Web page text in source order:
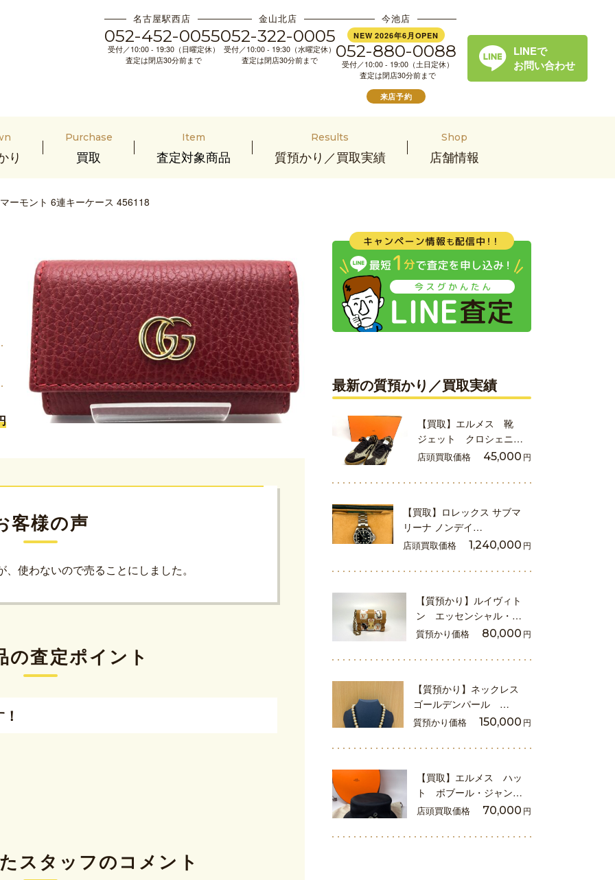
名古屋駅西店
052-452-0055
受付／10:00 - 19:30（日曜定休）
査定は閉店30分前まで
金山北店
052-322-0005
受付／10:00 - 19:30（水曜定休）
査定は閉店30分前まで
今池店
NEW 2026年6月OPEN
052-880-0088
受付／10:00 - 19:00（土日定休）
査定は閉店30分前まで
来店予約
LINEで
お問い合わせ
り
Purchase
買取
Item
査定対象商品
Results
質預かり／買取実績
Shop
店舗情報
ーモント 6連キーケース 456118
客様の声
使わないので売ることにしました。
の査定ポイント
スタッフのコメント
最新の質預かり／買取実績
【買取】エルメス 靴
ジェット クロシェニ…
店頭買取価格 45,000 円
【買取】ロレックス サブマ
リーナ ノンデイ…
店頭買取価格 1,240,000 円
【質預かり】ルイヴィト
ン エッセンシャル・…
質預かり価格 80,000 円
【質預かり】ネックレス
ゴールデンパール …
質預かり価格 150,000 円
【買取】エルメス ハッ
ト ボブール・ジャン…
店頭買取価格 70,000 円